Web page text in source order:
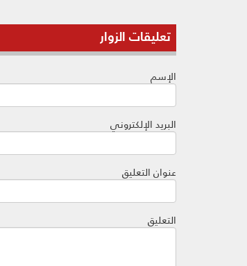
تعليقات الزوار
الإسم
البريد الإلكتروني
عنوان التعليق
التعليق